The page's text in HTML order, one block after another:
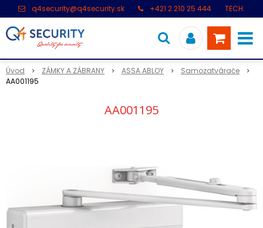
q4security@q4security.sk +421 2 210 25 444
TECH.
Úvod ZÁMKY A ZÁBRANY ASSA ABLOY
Samozatvárače
AA001195
AA001195